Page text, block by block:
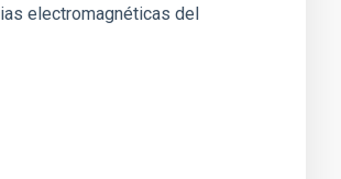
electromagnéticas del